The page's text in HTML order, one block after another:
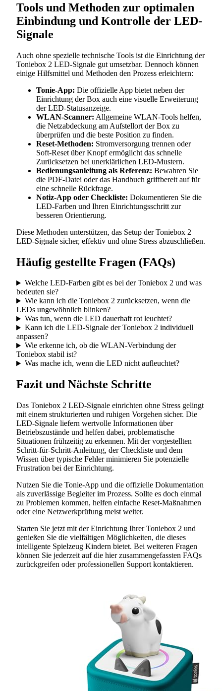
Tools und Methoden zur optimalen
Einbindung und Kontrolle der LED-
Signale
Auch ohne spezielle technische Tools ist die Einrichtung der
Toniebox 2 LED-Signale gut umsetzbar. Dennoch können
einige Hilfsmittel und Methoden den Prozess erleichtern:
Tonie-App: Die offizielle App bietet neben der
Einrichtung der Box auch eine visuelle Erweiterung
der LED-Statusanzeige.
WLAN-Scanner: Allgemeine WLAN-Tools helfen,
die Netzabdeckung am Aufstellort der Box zu
überprüfen und die beste Position zu finden.
Reset-Methoden: Stromversorgung trennen oder
Soft-Reset über Knopf ermöglicht das schnelle
Zurücksetzen bei unerklärlichen LED-Mustern.
Bedienungsanleitung als Referenz: Bewahren Sie
die PDF-Datei oder das Handbuch griffbereit auf für
eine schnelle Rückfrage.
Notiz-App oder Checkliste: Dokumentieren Sie die
LED-Farben und Ihren Einrichtungsschritt zur
besseren Orientierung.
Diese Methoden unterstützen, das Setup der Toniebox 2
LED-Signale sicher, effektiv und ohne Stress abzuschließen.
Häufig gestellte Fragen (FAQs)
Welche LED-Farben gibt es bei der Toniebox 2 und was
bedeuten sie?
Wie kann ich die Toniebox 2 zurücksetzen, wenn die
LEDs ungewöhnlich blinken?
Was tun, wenn die LED dauerhaft rot leuchtet?
Kann ich die LED-Signale der Toniebox 2 individuell
anpassen?
Wie erkenne ich, ob die WLAN-Verbindung der
Toniebox stabil ist?
Was mache ich, wenn die LED nicht aufleuchtet?
Fazit und Nächste Schritte
Das Toniebox 2 LED-Signale einrichten ohne Stress gelingt
mit einem strukturierten und ruhigen Vorgehen sicher. Die
LED-Signale liefern wertvolle Informationen über
Betriebszustände und helfen dabei, problematische
Situationen frühzeitig zu erkennen. Mit der vorgestellten
Schritt-für-Schritt-Anleitung, der Checkliste und dem
Wissen über typische Fehler minimieren Sie potenzielle
Frustration bei der Einrichtung.
Nutzen Sie die Tonie-App und die offizielle Dokumentation
als zuverlässige Begleiter im Prozess. Sollte es doch einmal
zu Problemen kommen, helfen einfache Reset-Maßnahmen
oder eine Netzwerkprüfung meist weiter.
Starten Sie jetzt mit der Einrichtung Ihrer Toniebox 2 und
genießen Sie die vielfältigen Möglichkeiten, die dieses
intelligente Spielzeug Kindern bietet. Bei weiteren Fragen
können Sie jederzeit auf die hier zusammengefassten FAQs
zurückgreifen oder professionellen Support kontaktieren.